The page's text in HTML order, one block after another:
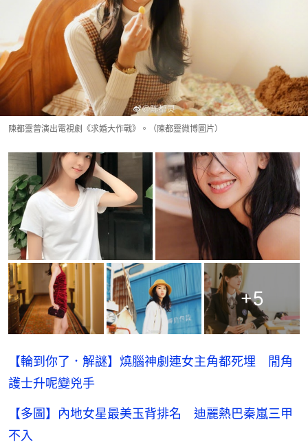
陳都靈曾演出電視劇《求婚大作戰》。（陳都靈微博圖片）
+5
【輪到你了．解謎】燒腦神劇連女主角都死埋 閒角
護士升呢變兇手
【多圖】內地女星最美玉背排名 迪麗熱巴秦嵐三甲
不入